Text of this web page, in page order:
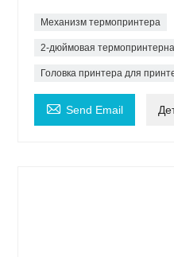
Механизм термопринтера
2-дюймовая
Головка принтера для
 Send Email